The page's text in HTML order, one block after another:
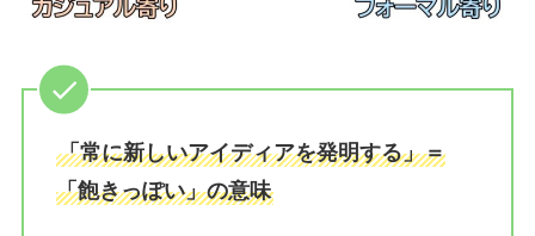
「常に新しいアイディアを発明する」＝
「飽きっぽい」の意味